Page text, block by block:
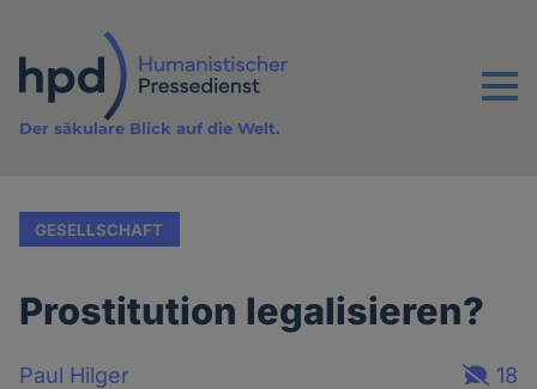
Inhalt
Menu
Der säkulare Blick auf die Welt.
GESELLSCHAFT
Prostitution legalisieren?
Paul Hilger
18